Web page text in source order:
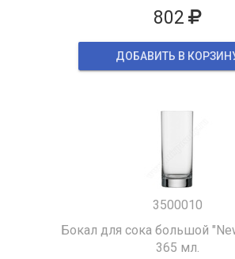
802
ДОБАВИТЬ В
3500010
Бокал для сока большой
365 мл.